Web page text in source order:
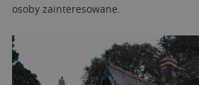
osoby zainteresowane.